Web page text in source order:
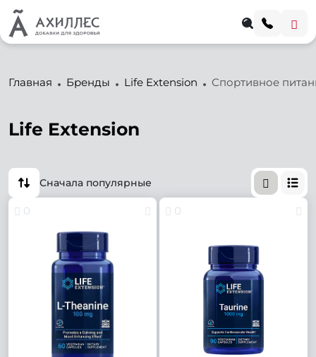
Главная Бренды Life Extension Спортивное
Life Extension
Сначала популярные
0 0